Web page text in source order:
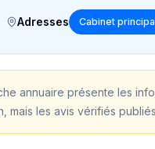
Adresses Cabinet
annuaire présente les
mais les avis vérifiés